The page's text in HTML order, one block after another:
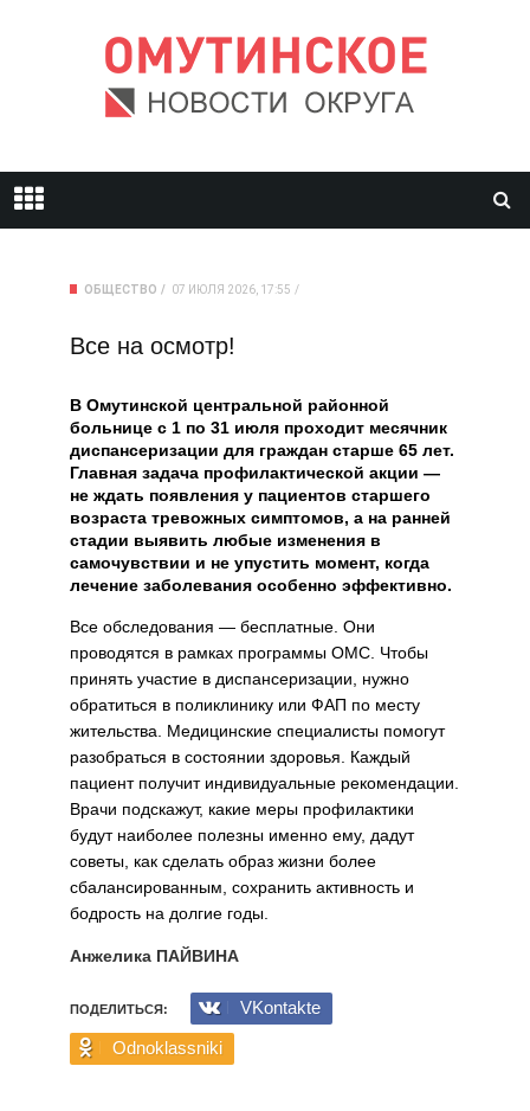
ОБЩЕСТВО 07 ИЮЛЯ 2026, 17:55
Все на осмотр!
В Омутинской центральной районной
больнице с 1 по 31 июля проходит месячник
диспансеризации для граждан старше 65 лет.
Главная задача профилактической акции —
не ждать появления у пациентов старшего
возраста тревожных симптомов, а на ранней
стадии выявить любые изменения в
самочувствии и не упустить момент, когда
лечение заболевания особенно эффективно.
Все обследования — бесплатные. Они
проводятся в рамках программы ОМС. Чтобы
принять участие в диспансеризации, нужно
обратиться в поликлинику или ФАП по месту
жительства. Медицинские специалисты помогут
разобраться в состоянии здоровья. Каждый
пациент получит индивидуальные рекомендации.
Врачи подскажут, какие меры профилактики
будут наиболее полезны именно ему, дадут
советы, как сделать образ жизни более
сбалансированным, сохранить активность и
бодрость на долгие годы.
Анжелика ПАЙВИНА
ПОДЕЛИТЬСЯ:
VKontakte
Odnoklassniki